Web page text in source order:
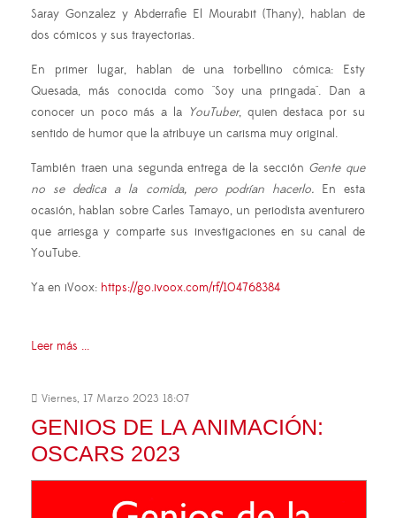
Saray Gonzalez y Abderrafie El Mourabit (Thany), hablan de
dos cómicos y sus trayectorias.
En primer lugar, hablan de una torbellino cómica: Esty
Quesada, más conocida como "Soy una pringada". Dan a
conocer un poco más a la YouTuber, quien destaca por su
sentido de humor que la atribuye un carisma muy original.
También traen una segunda entrega de la sección Gente que
no se dedica a la comida, pero podrían hacerlo.En esta
ocasión, hablan sobre Carles Tamayo, un periodista aventurero
que arriesga y comparte sus investigaciones en su canal de
YouTube.
Ya en iVoox: https://go.ivoox.com/rf/104768384
Leer más ...
Viernes, 17 Marzo 2023 18:07
GENIOS DE LA ANIMACIÓN:
OSCARS 2023